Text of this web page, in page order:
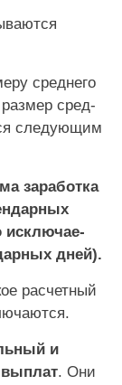
сред­не­го
раз­мер сред­
сле­ду­ю­щим
за­ра­бот­ка
ис­клю­ча­е­
дней).
расчетный
и
. Они